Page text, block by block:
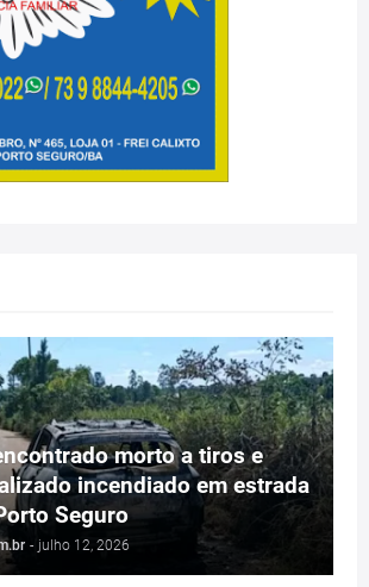
morto a tiros e
incendiado em estrada
Seguro
- julho 12, 2026